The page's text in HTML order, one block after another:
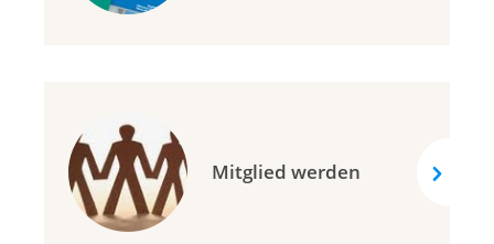
Mitglied werden